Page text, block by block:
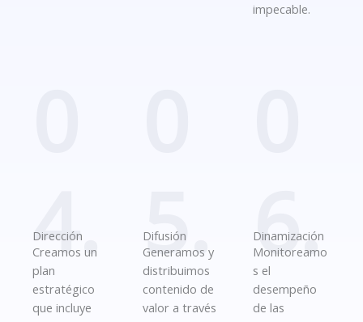
impecable.
4.
Dirección
Creamos un
plan
estratégico
que incluye
5.
Difusión
Generamos y
distribuimos
contenido de
valor a través
6.
Dinamización
Monitoreamo
s el
desempeño
de las